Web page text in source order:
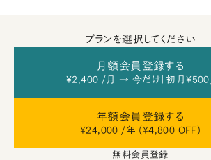
プランを選択してください
月額会員登録する
¥2,400 /月 → 今だけ「初月¥500」
年額会員登録する
¥24,000 /年 (¥4,800 OFF)
無料会員登録